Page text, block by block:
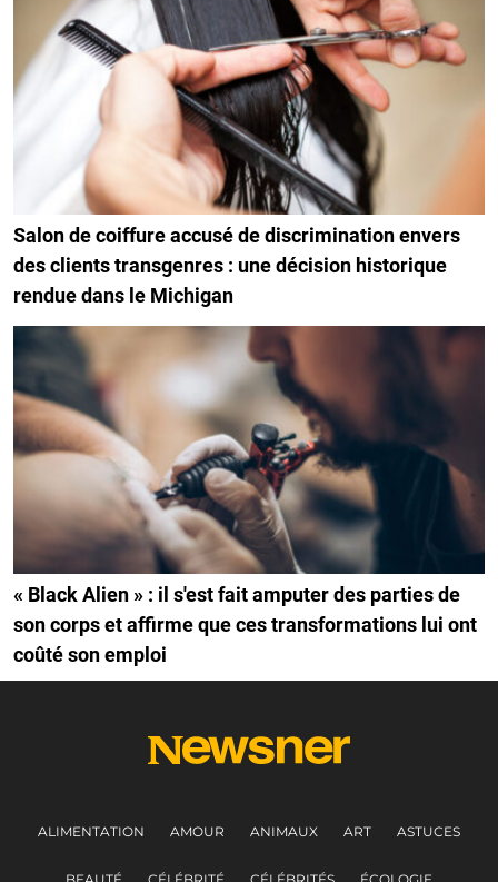
Salon de coiffure accusé de discrimination envers
des clients transgenres : une décision historique
rendue dans le Michigan
« Black Alien » : il s'est fait amputer des parties de
son corps et affirme que ces transformations lui ont
coûté son emploi
ALIMENTATION AMOUR ANIMAUX ART ASTUCES